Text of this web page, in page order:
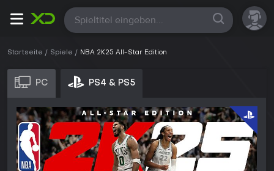
Alle
Startseite Spiele NBA 2K25 All-Star Edition
PC PS4 & PS5